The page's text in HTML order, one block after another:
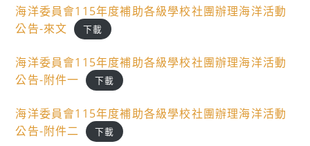
海洋委員會115年度補助各級學校社團辦理海洋活動
公告-來文
下載
海洋委員會115年度補助各級學校社團辦理海洋活動
公告-附件一
下載
海洋委員會115年度補助各級學校社團辦理海洋活動
公告-附件二
下載